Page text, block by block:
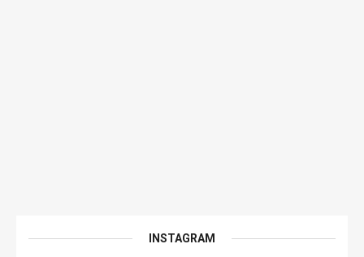
INSTAGRAM